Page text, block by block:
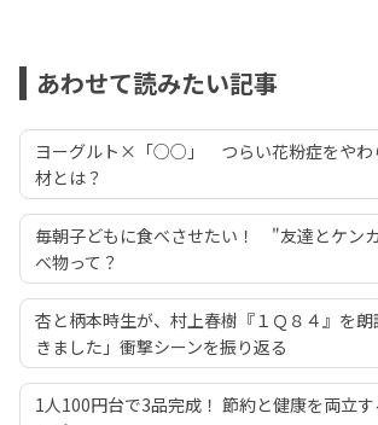
あわせて読みたい記事
ヨーグルト×「○○」 つらい花粉症をやわ
材とは？
毎朝子どもに食べさせたい！ "友達とケン
べ物って？
杏と柄本時生が、村上春樹『１Ｑ８４』を
きました」衝撃シーンを振り返る
1人100円台で3品完成！ 節約と健康を両立